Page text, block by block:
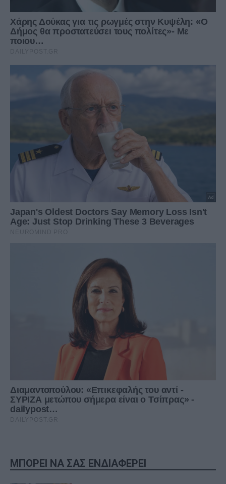
ΜΠΟΡΕΙ ΝΑ ΣΑΣ ΕΝΔΙΑΦΕΡΕΙ